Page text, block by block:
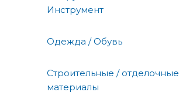
Инструмент
Одежда / Обувь
Строительные / отделочные
материалы